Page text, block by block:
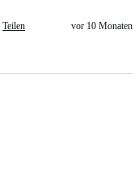
Teilen vor 10 Monaten